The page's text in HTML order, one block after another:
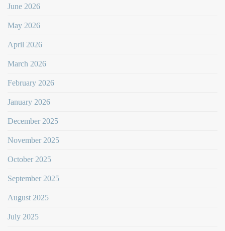
June 2026
May 2026
April 2026
March 2026
February 2026
January 2026
December 2025
November 2025
October 2025
September 2025
August 2025
July 2025